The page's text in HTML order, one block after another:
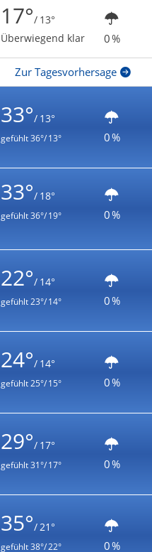
17°/ 13°
Überwiegend klar
0 %
Zur Tagesvorhersage
33°/ 13°
gefühlt36°/ 13° 0 %
33°/ 18°
gefühlt36°/ 19° 0 %
22°/ 14°
gefühlt23°/ 14° 0 %
24°/ 14°
gefühlt25°/ 15° 0 %
29°/ 17°
gefühlt31°/ 17° 0 %
35°/ 21°
gefühlt38°/ 22° 0 %